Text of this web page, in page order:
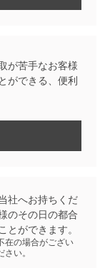
が苦手なお客様
ができる、便利
社へお持ちくだ
のその日の都合
とができます。
在の場合がござい
い。